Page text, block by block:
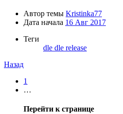
Автор темы Kristinka77
Дата начала 16 Авг 2017
Теги
dle dle release
Назад
1
…
Перейти к странице